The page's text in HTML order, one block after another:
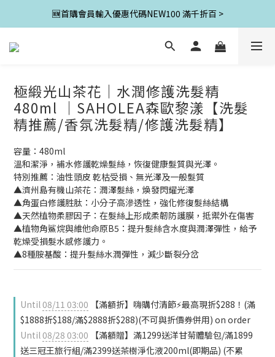
🆕首購會員輸入優惠代碼NEW100 滿千折百 >
極緞光山茶花｜水潤修護洗髮精
480ml ｜SAHOLEA森歐黎漾【洗髮
精推薦/香氛洗髮精/修護洗髮精】
容量：480ml
溫和潔淨，補水修護乾燥髮絲，恢復健康髮質與光澤。
特別推薦：油性頭皮 乾枯受損、無光澤及一般髮質
▲濟州島有機山茶花：潤澤髮絲，煥發閃耀光澤
▲角蛋白修護胜肽：小分子高滲透性，強化修復髮絲結構
▲天然植物柔膠因子：在髮絲上形成柔韌防護膜，抵禦外在傷害
▲植物角鯊烷與維他命原B5：提升髮絲含水度與潤澤彈性，給予
乾燥受損髮水感修護力。
▲8種胺基酸：提升髮絲水潤彈性，減少斷裂分岔
Until08/11 03:00 【滿額折】嗨購付清節⚡最高現折$288！(滿
$1888折$188/滿$2888折$288)(不可與折價券併用) on order
Until08/28 03:00 【滿額贈】滿1299送洋甘菊體驗包/滿1899
送三冠王旅行組/滿2399送茶樹淨化液200ml(即期品) (不累